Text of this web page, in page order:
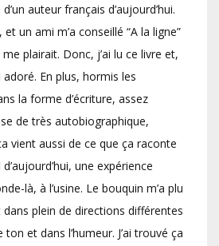
auteur français d’aujourd’hui.
et un ami m’a conseillé “A la ligne”
plairait. Donc, j’ai lu ce livre et,
En plus, hormis les
la forme d’écriture, assez
de très autobiographique,
vient aussi de ce que ça raconte
une expérience
là, à l’usine. Le bouquin m’a plu
plein de directions différentes
et dans l’humeur. J’ai trouvé ça